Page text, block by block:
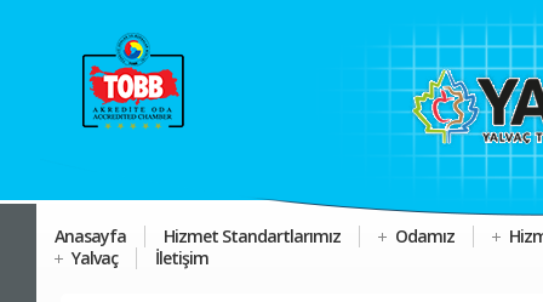
Anasayfa Hizmet Standartlarımız Odamız
Yalvaç
İletişim